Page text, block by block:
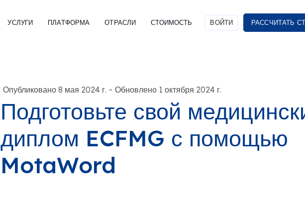
УСЛУГИ ПЛАТФОРМА ОТРАСЛИ СТОИМОСТЬ ВОЙТИ РАССЧИТАТЬ
Опубликовано 8 мая 2024 г. - Обновлено 1 октября 2024 г.
Подготовьте свой
диплом ECFMG с помощью
MotaWord